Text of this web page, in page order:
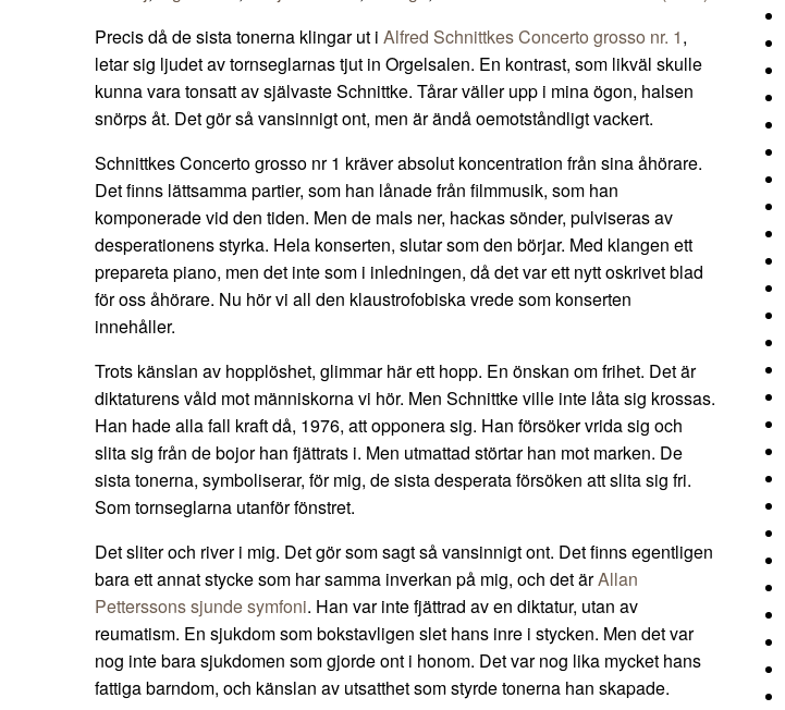
Precis då de sista tonerna klingar ut i Alfred Schnittkes Concerto grosso nr. 1,
letar sig ljudet av tornseglarnas tjut in Orgelsalen. En kontrast, som likväl skulle
kunna vara tonsatt av självaste Schnittke. Tårar väller upp i mina ögon, halsen
snörps åt. Det gör så vansinnigt ont, men är ändå oemotståndligt vackert.
Schnittkes Concerto grosso nr 1 kräver absolut koncentration från sina åhörare.
Det finns lättsamma partier, som han lånade från filmmusik, som han
komponerade vid den tiden. Men de mals ner, hackas sönder, pulviseras av
desperationens styrka. Hela konserten, slutar som den börjar. Med klangen ett
prepareta piano, men det inte som i inledningen, då det var ett nytt oskrivet blad
för oss åhörare. Nu hör vi all den klaustrofobiska vrede som konserten
innehåller.
Trots känslan av hopplöshet, glimmar här ett hopp. En önskan om frihet. Det är
diktaturens våld mot människorna vi hör. Men Schnittke ville inte låta sig krossas.
Han hade alla fall kraft då, 1976, att opponera sig. Han försöker vrida sig och
slita sig från de bojor han fjättrats i. Men utmattad störtar han mot marken. De
sista tonerna, symboliserar, för mig, de sista desperata försöken att slita sig fri.
Som tornseglarna utanför fönstret.
Det sliter och river i mig. Det gör som sagt så vansinnigt ont. Det finns egentligen
bara ett annat stycke som har samma inverkan på mig, och det ärAllan
Petterssons sjunde symfoni. Han var inte fjättrad av en diktatur, utan av
reumatism. En sjukdom som bokstavligen slet hans inre i stycken. Men det var
nog inte bara sjukdomen som gjorde ont i honom. Det var nog lika mycket hans
fattiga barndom, och känslan av utsatthet som styrde tonerna han skapade.